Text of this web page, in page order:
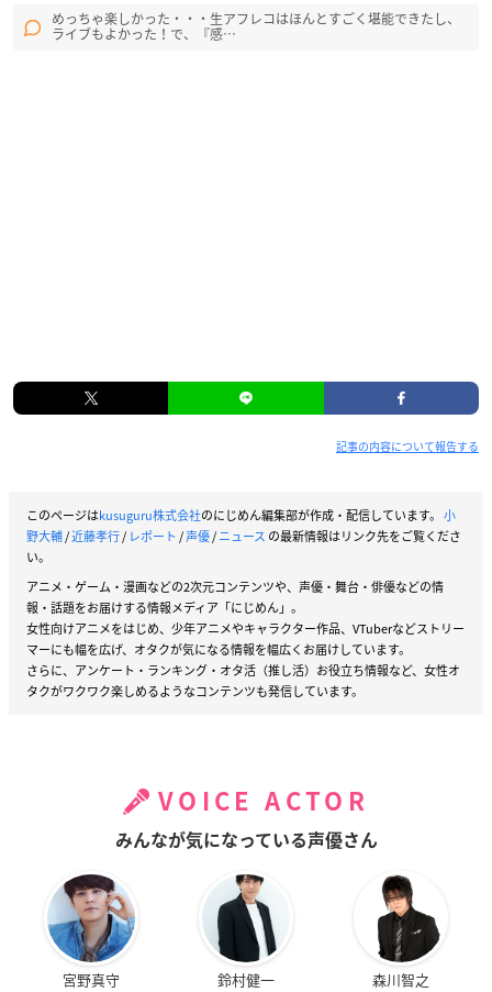
めっちゃ楽しかった・・・生アフレコはほんとすごく堪能できたし、
ライブもよかった！で、『感…
記事の内容について報告する
このページはkusuguru株式会社のにじめん編集部が作成・配信しています。 小
野大輔/近藤孝行/ レポート /声優/ニュース の最新情報はリンク先をご覧くださ
い。
アニメ・ゲーム・漫画などの2次元コンテンツや、声優・舞台・俳優などの情
報・話題をお届けする情報メディア「にじめん」。
女性向けアニメをはじめ、少年アニメやキャラクター作品、VTuberなどストリー
マーにも幅を広げ、オタクが気になる情報を幅広くお届けしています。
さらに、アンケート・ランキング・オタ活（推し活）お役立ち情報など、女性オ
タクがワクワク楽しめるようなコンテンツも発信しています。
VOICE ACTOR
みんなが気になっている声優さん
宮野真守 鈴村健一 森川智之